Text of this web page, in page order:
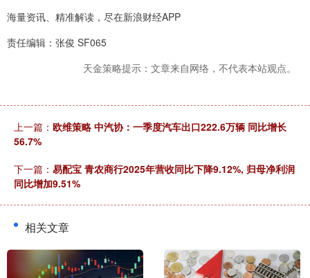
海量资讯、精准解读，尽在新浪财经APP
责任编辑：张俊 SF065
天金策略提示：文章来自网络，不代表本站观点。
上一篇： 欧维策略 中汽协：一季度汽车出口222.6万辆 同比增长
56.7%
下一篇： 易配宝 青农商行2025年营收同比下降9.12%, 归母净利润
同比增加9.51%
相关文章